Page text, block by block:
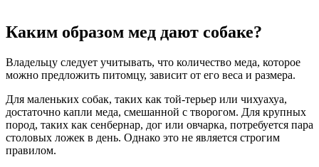
Каким образом мед дают собаке?
Владельцу следует учитывать, что количество меда, которое
можно предложить питомцу, зависит от его веса и размера.
Для маленьких собак, таких как той-терьер или чихуахуа,
достаточно капли меда, смешанной с творогом. Для крупных
пород, таких как сенбернар, дог или овчарка, потребуется пара
столовых ложек в день. Однако это не является строгим
правилом.